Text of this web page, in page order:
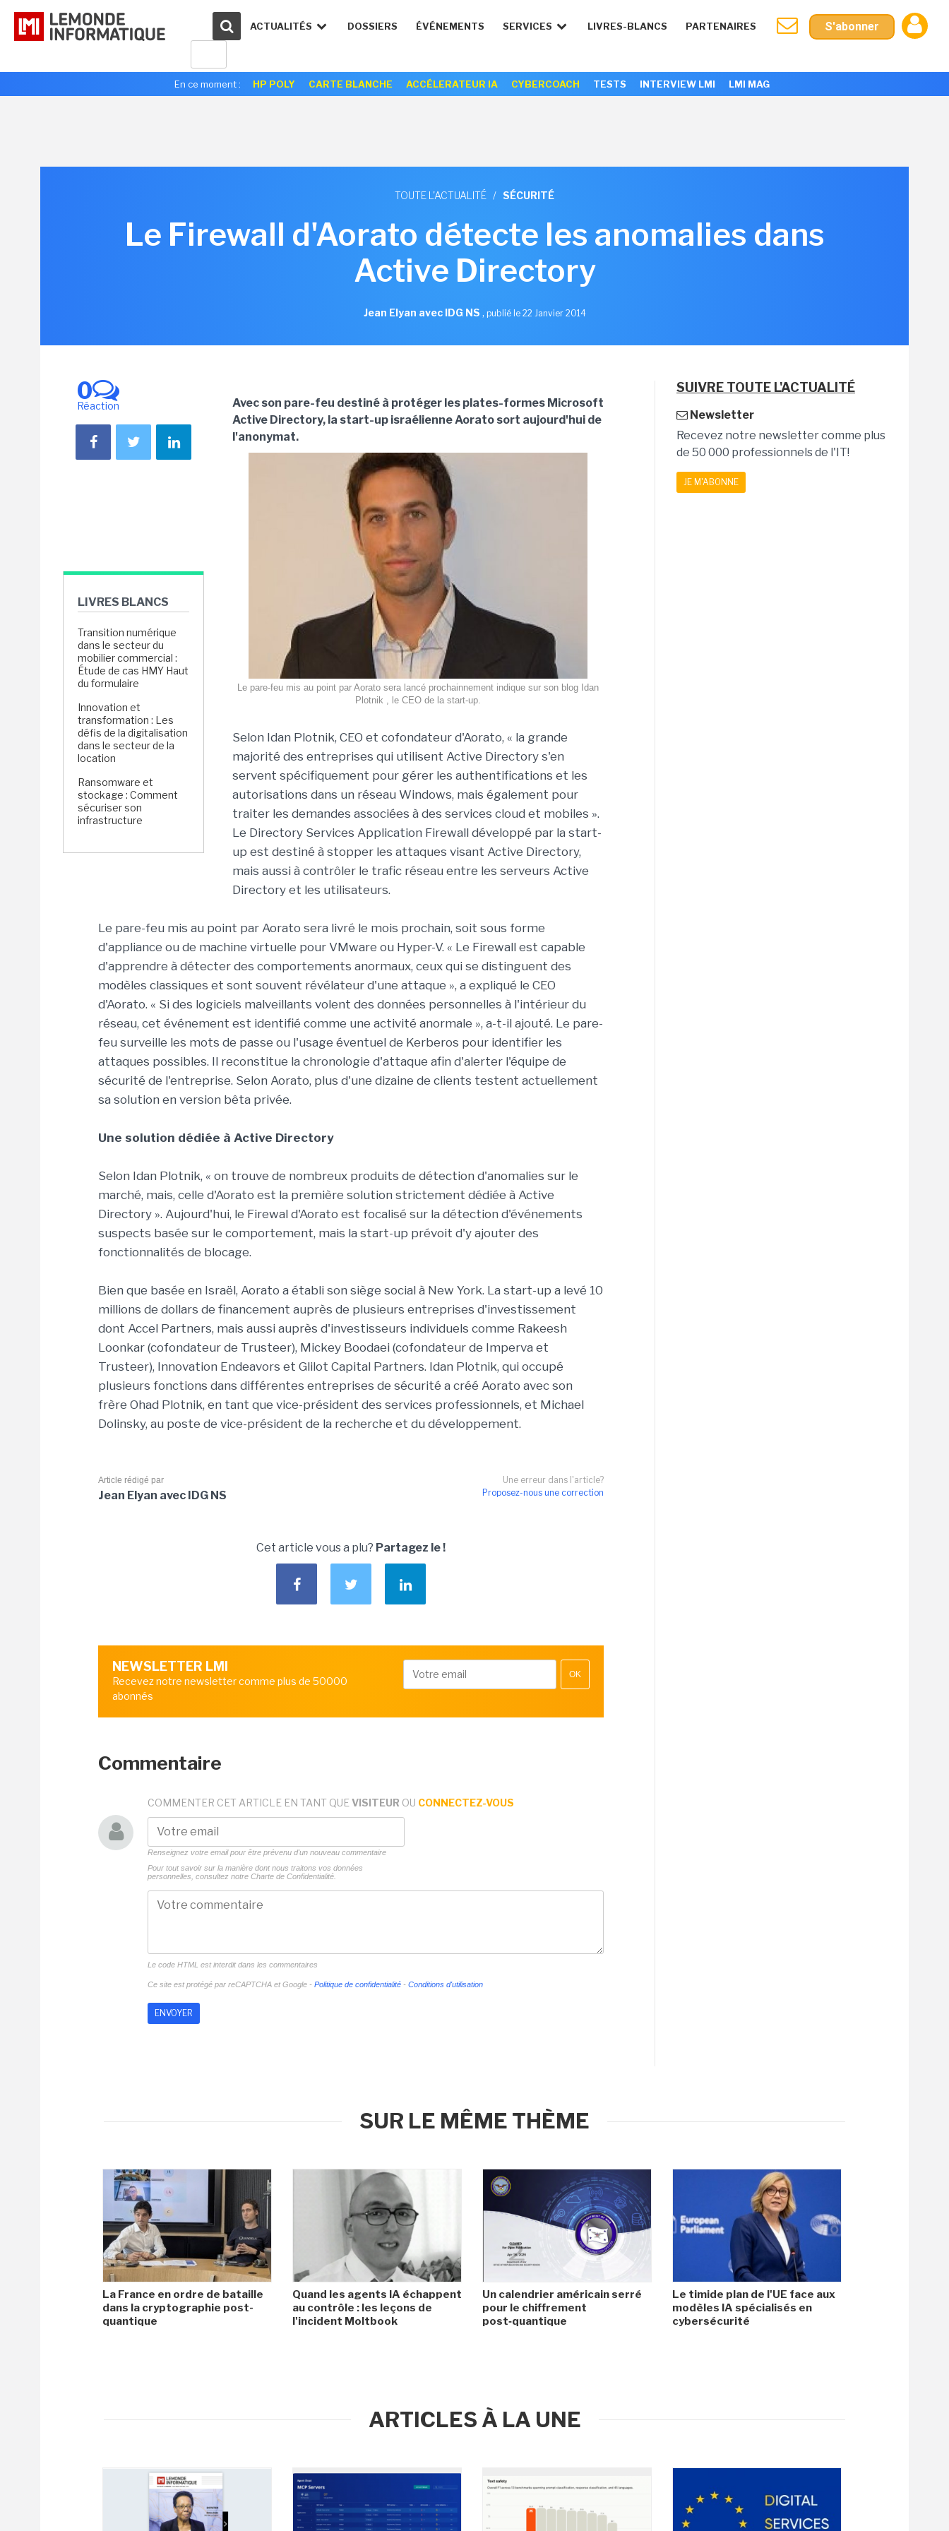
ACTUALITÉS DOSSIERS ÉVÉNEMENTS SERVICES LIVRES-BLANCS PARTENAIRES S'abonner
En ce moment : HP POLY CARTE BLANCHE ACCÉLERATEUR IA CYBERCOACH TESTS INTERVIEW LMI LMI MAG
TOUTE L'ACTUALITÉ / SÉCURITÉ
Le Firewall d'Aorato détecte les anomalies dans
Active Directory
Jean Elyan avec IDG NS , publié le 22 Janvier 2014
0
Réaction
LIVRES BLANCS
Transition numérique
dans le secteur du
mobilier commercial :
Étude de cas HMY Haut
du formulaire
Innovation et
transformation : Les
défis de la digitalisation
dans le secteur de la
location
Ransomware et
stockage : Comment
sécuriser son
infrastructure
Avec son pare-feu destiné à protéger les plates-formes Microsoft
Active Directory, la start-up israélienne Aorato sort aujourd'hui de
l'anonymat.
Le pare-feu mis au point par Aorato sera lancé prochainnement indique sur son blog Idan
Plotnik , le CEO de la start-up.
Selon Idan Plotnik, CEO et cofondateur d'Aorato, « la grande
majorité des entreprises qui utilisent Active Directory s'en
servent spécifiquement pour gérer les authentifications et les
autorisations dans un réseau Windows, mais également pour
traiter les demandes associées à des services cloud et mobiles ».
Le Directory Services Application Firewall développé par la start-
up est destiné à stopper les attaques visant Active Directory,
mais aussi à contrôler le trafic réseau entre les serveurs Active
Directory et les utilisateurs.
Le pare-feu mis au point par Aorato sera livré le mois prochain, soit sous forme
d'appliance ou de machine virtuelle pour VMware ou Hyper-V. « Le Firewall est capable
d'apprendre à détecter des comportements anormaux, ceux qui se distinguent des
modèles classiques et sont souvent révélateur d'une attaque », a expliqué le CEO
d'Aorato. « Si des logiciels malveillants volent des données personnelles à l'intérieur du
réseau, cet événement est identifié comme une activité anormale », a-t-il ajouté. Le pare-
feu surveille les mots de passe ou l'usage éventuel de Kerberos pour identifier les
attaques possibles. Il reconstitue la chronologie d'attaque afin d'alerter l'équipe de
sécurité de l'entreprise. Selon Aorato, plus d'une dizaine de clients testent actuellement
sa solution en version bêta privée.
Une solution dédiée à Active Directory
Selon Idan Plotnik, « on trouve de nombreux produits de détection d'anomalies sur le
marché, mais, celle d'Aorato est la première solution strictement dédiée à Active
Directory ». Aujourd'hui, le Firewal d'Aorato est focalisé sur la détection d'événements
suspects basée sur le comportement, mais la start-up prévoit d'y ajouter des
fonctionnalités de blocage.
Bien que basée en Israël, Aorato a établi son siège social à New York. La start-up a levé 10
millions de dollars de financement auprès de plusieurs entreprises d'investissement
dont Accel Partners, mais aussi auprès d'investisseurs individuels comme Rakeesh
Loonkar (cofondateur de Trusteer), Mickey Boodaei (cofondateur de Imperva et
Trusteer), Innovation Endeavors et Glilot Capital Partners. Idan Plotnik, qui occupé
plusieurs fonctions dans différentes entreprises de sécurité a créé Aorato avec son
frère Ohad Plotnik, en tant que vice-président des services professionnels, et Michael
Dolinsky, au poste de vice-président de la recherche et du développement.
Une erreur dans l'article?
Proposez-nous une correction
Article rédigé par
Jean Elyan avec IDG NS
Cet article vous a plu? Partagez le !
NEWSLETTER LMI
Recevez notre newsletter comme plus de 50000
abonnés
OK
Commentaire
COMMENTER CET ARTICLE EN TANT QUE VISITEUR OU CONNECTEZ-VOUS
Renseignez votre email pour être prévenu d'un nouveau commentaire
Pour tout savoir sur la manière dont nous traitons vos données
personnelles, consultez notre Charte de Confidentialité.
Le code HTML est interdit dans les commentaires
Ce site est protégé par reCAPTCHA et Google - Politique de confidentialité - Conditions d'utilisation
SUIVRE TOUTE L'ACTUALITÉ
Newsletter
Recevez notre newsletter comme plus
de 50 000 professionnels de l'IT!
JE M'ABONNE
SUR LE MÊME THÈME
La France en ordre de bataille
dans la cryptographie post-
quantique
Quand les agents IA échappent
au contrôle : les leçons de
l'incident Moltbook
Un calendrier américain serré
pour le chiffrement
post‑quantique
Le timide plan de l'UE face aux
modèles IA spécialisés en
cybersécurité
ARTICLES À LA UNE